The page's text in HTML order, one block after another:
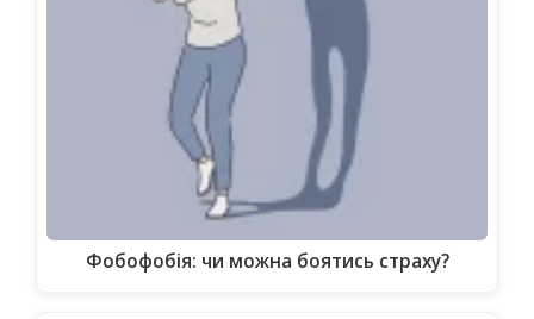
Фобофобія: чи можна боятись страху?